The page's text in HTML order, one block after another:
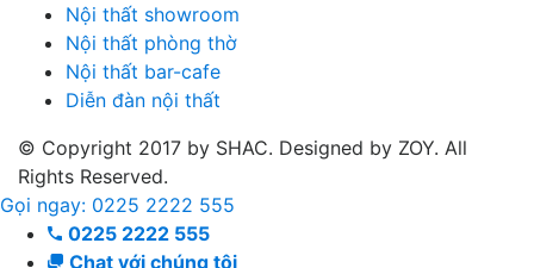
Nội thất showroom
Nội thất phòng thờ
Nội thất bar-cafe
Diễn đàn nội thất
© Copyright 2017 by SHAC. Designed by ZOY. All
Rights Reserved.
Gọi ngay: 0225 2222 555
0225 2222 555
Chat với chúng tôi